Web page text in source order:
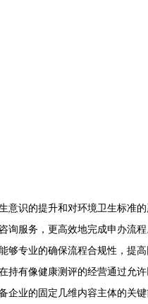
意识的提升和对环境卫生标准
询服务，更高效地完成申办流
够专业的确保流程合规性，提
持有像健康测评的经营通过允
企业的固定几维内容主体的关